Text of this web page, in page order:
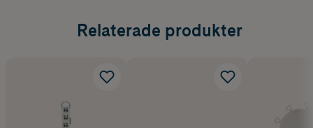
Relaterade produkter